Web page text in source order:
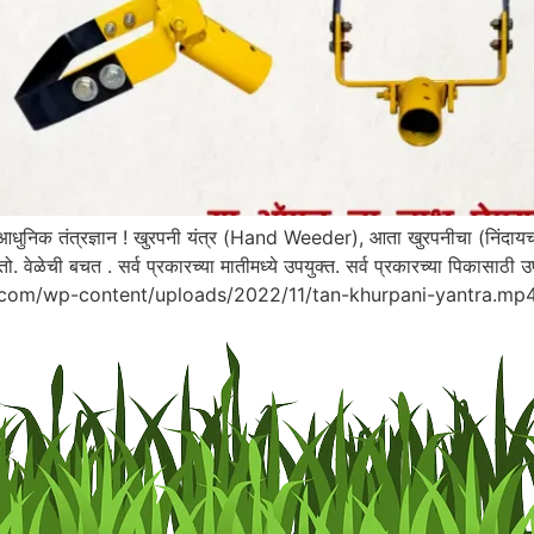
तंत्रज्ञान ! खुरपनी यंत्र (Hand Weeder), आता खुरपनीचा
वेळेची बचत . सर्व प्रकारच्या मातीमध्ये उपयुक्त. सर्व प्रकारच्या पिकासाठी
wp-content/uploads/2022/11/tan-khurpani-